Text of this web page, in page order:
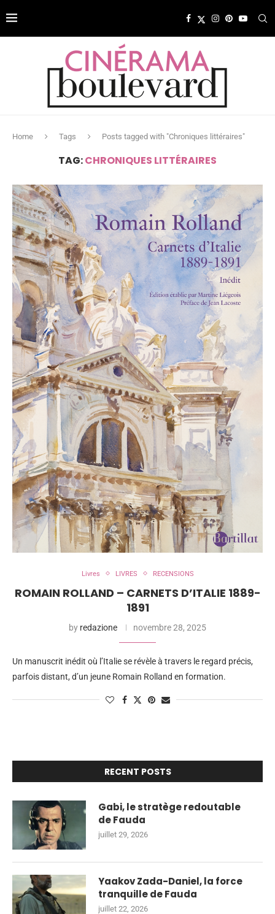
Home Tags Posts tagged with "Chroniques littéraires"
TAG:CHRONIQUES LITTÉRAIRES
Livres LIVRES RECENSIONS
ROMAIN ROLLAND – CARNETS D’ITALIE 1889-
1891
by redazione novembre 28, 2025
Un manuscrit inédit où l’Italie se révèle à travers le regard précis,
parfois distant, d’un jeune Romain Rolland en formation.
RECENT POSTS
Gabi, le stratège redoutable
de Fauda
juillet 29, 2026
Yaakov Zada-Daniel, la force
tranquille de Fauda
juillet 22, 2026